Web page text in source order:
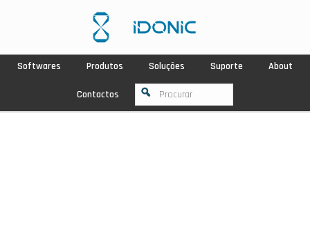
Softwares Produtos Soluções Suporte About
Contactos